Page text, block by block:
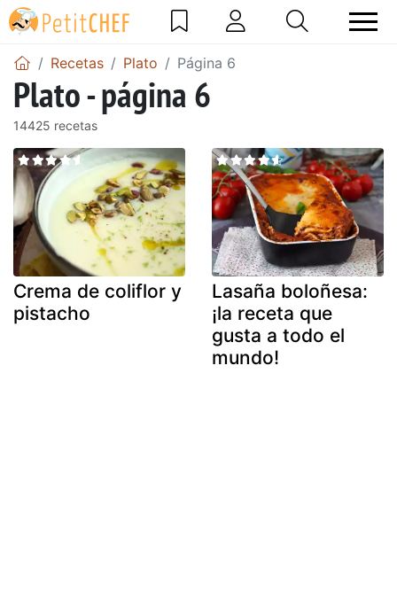
Recetas Plato Página 6
Plato - página 6
14425 recetas
Crema de coliflor y
pistacho
Lasaña boloñesa:
¡la receta que
gusta a todo el
mundo!